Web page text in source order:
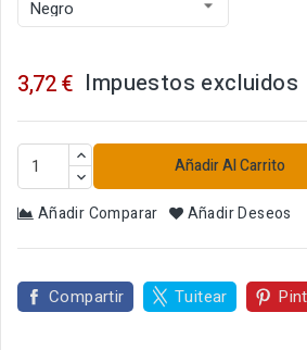
3,72 € Impuestos excluidos
Añadir Al Carrito
Añadir Comparar Añadir Deseos
Compartir Tuitear